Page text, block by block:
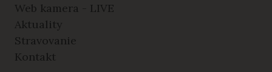
Web kamera - LIVE
Aktuality
Stravovanie
Kontakt